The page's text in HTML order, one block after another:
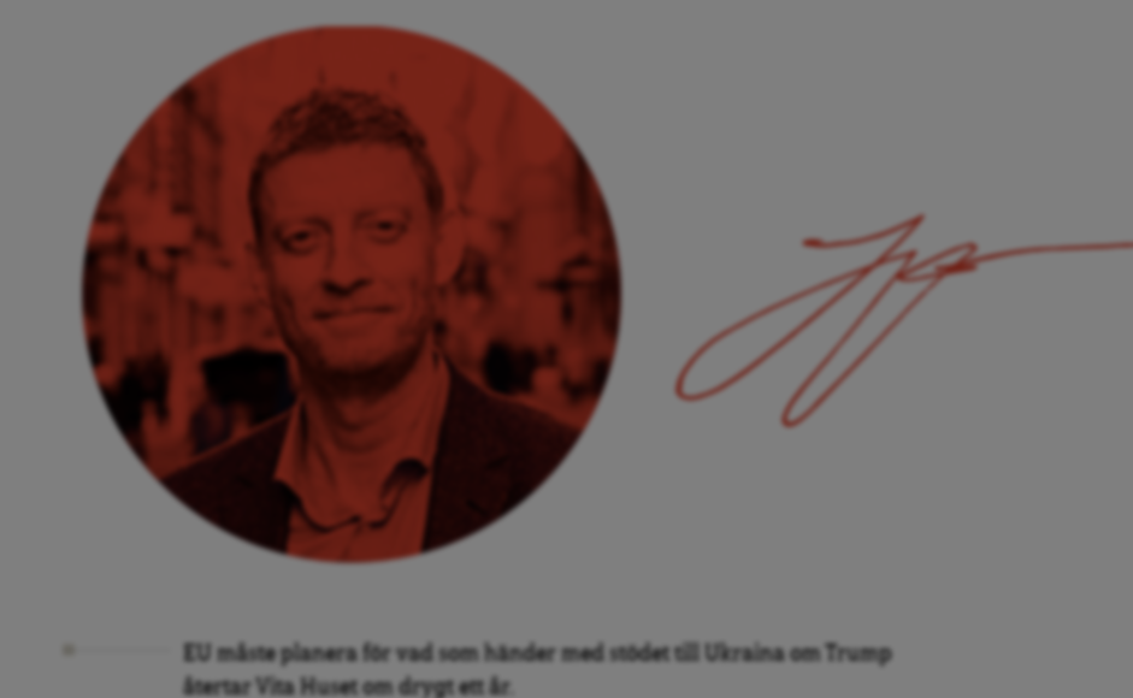
EU måste planera för vad som händer med stödet till Ukraina om Trump
återtar Vita Huset om drygt ett år.